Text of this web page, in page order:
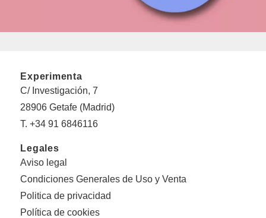
Experimenta
C/ Investigación, 7
28906 Getafe (Madrid)
T. +34 91 6846116
Legales
Aviso legal
Condiciones Generales de Uso y Venta
Politica de privacidad
Política de cookies